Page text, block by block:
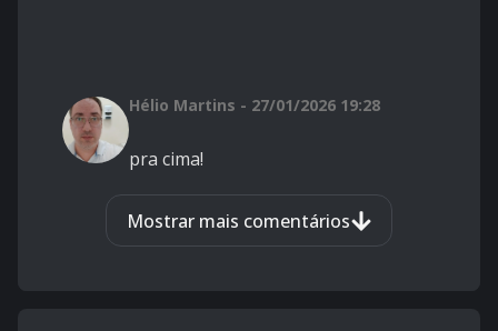
Hélio Martins - 27/01/2026 19:28
pra cima!
Mostrar mais comentários